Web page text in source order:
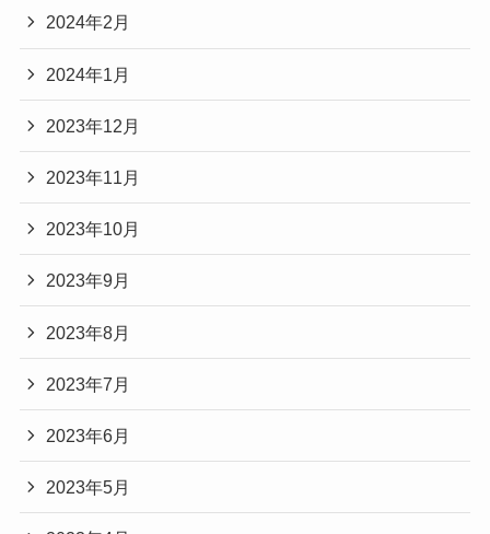
2024年2月
2024年1月
2023年12月
2023年11月
2023年10月
2023年9月
2023年8月
2023年7月
2023年6月
2023年5月